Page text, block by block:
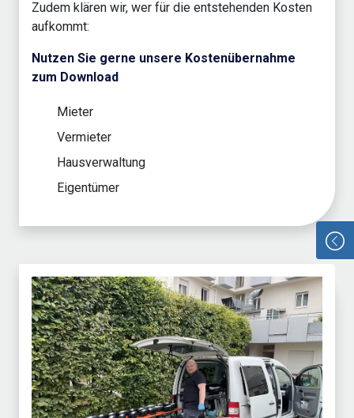
Zudem klären wir, wer für die entstehenden Kosten
aufkommt:
Nutzen Sie gerne unsere Kostenübernahme
zum Download
Mieter
Vermieter
Hausverwaltung
Eigentümer